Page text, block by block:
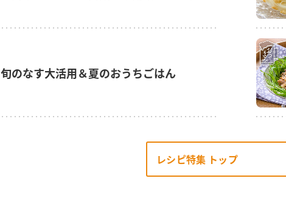
旬のなす大活用＆夏のおうちごはん
レシピ特集 トップ